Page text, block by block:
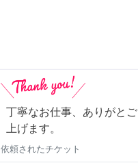
丁寧なお仕事、ありがと
上げます。
依頼されたチケット